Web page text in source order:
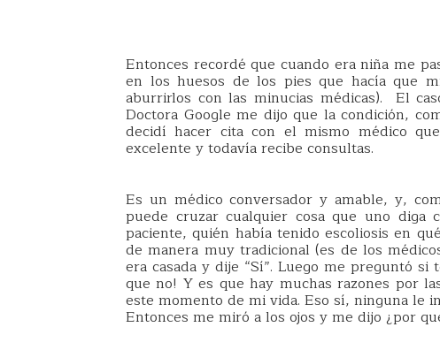
Entonces recordé que cuando era niña me
en los huesos de los pies que hacía que
aburrirlos con las minucias médicas). El
Doctora Google me dijo que la condición,
decidí hacer cita con el mismo médico
excelente y todavía recibe consultas.
Es un médico conversador y amable, y,
puede cruzar cualquier cosa que uno
paciente, quién había tenido escoliosis en
de manera muy tradicional (es de los
era casada y dije “Sí”. Luego me preguntó
que no! Y es que hay muchas razones por
este momento de mi vida. Eso sí, ninguna le
Entonces me miró a los ojos y me dijo ¿por